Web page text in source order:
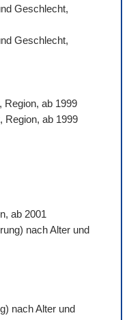
Geschlecht,
Geschlecht,
Region, ab 1999
Region, ab 1999
ab 2001
nach Alter und
nach Alter und